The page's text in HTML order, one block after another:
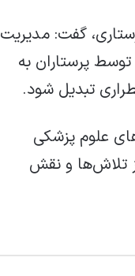
گفت: مدیریت
پرستاران به
تبدیل شود.
علوم پزشکی
تلاش‌ها و نقش